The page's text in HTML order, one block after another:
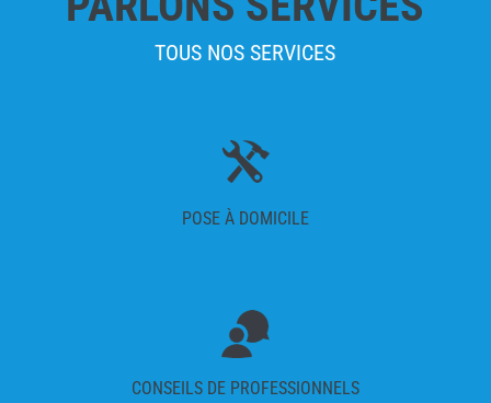
TOUS NOS SERVICES
POSE À DOMICILE
CONSEILS DE PROFESSIONNELS